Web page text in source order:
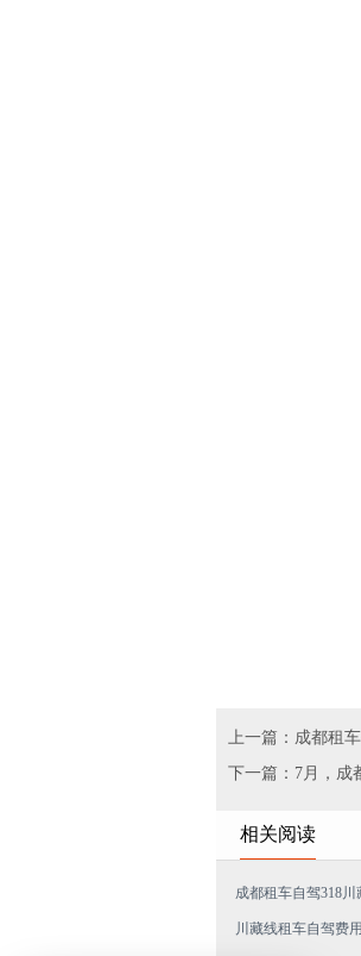
上一篇：成都租
下一篇：7月，成
相关阅读
成都租车自驾318
川藏线租车自驾费